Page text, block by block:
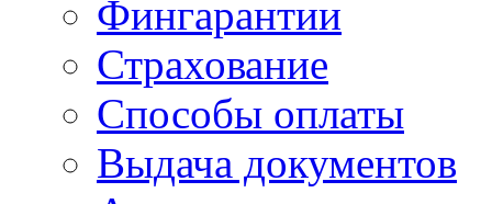
Фингарантии
Страхование
Способы оплаты
Выдача документов